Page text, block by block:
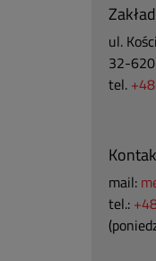
ul.
32-
tel.
mail:
tel.: